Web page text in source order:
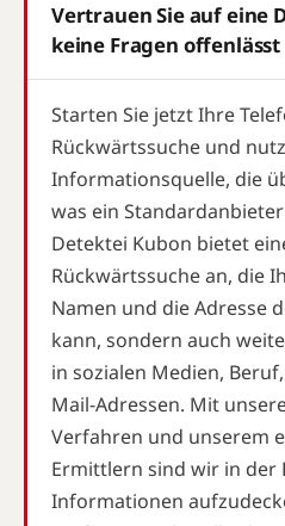
Vertrauen Sie auf eine
keine Fragen offenlässt
Starten Sie jetzt Ihre
Rückwärtssuche und
Informationsquelle, die
was ein
Detektei Kubon bietet
Rückwärtssuche an, die
Namen und die Adresse
kann, sondern auch
in sozialen Medien,
Mail-Adressen. Mit
Verfahren und unserem
Ermittlern sind wir in der
Informationen